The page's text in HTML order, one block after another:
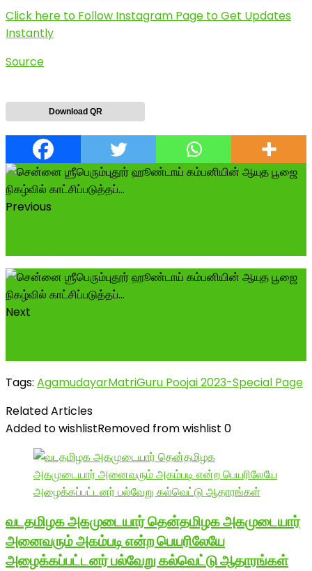
Click here to Follow Instagram Page to Get Updates
Instantly
Source
Download QR
Previous
Next
Tags: AgamudayarMatriGuru Poojai 2023-Special Page
Related Articles
Added to wishlistRemoved from wishlist 0
வடதமிழக அகமுடையார் தென்தமிழக அகமுடையார்
அனைவரும் அகம்படி என்ற பெயரிலேயே
அழைக்கப்பட்டனர் பல்வேறு கல்வெட்டு ஆதாரங்கள்